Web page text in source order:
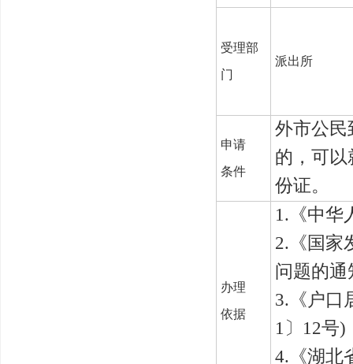
受理部
门
派出所
申请
条件
外市公民
的，可
份证。
办理
依据
1. 《中
2. 《国
问题的通
3. 《户
1 〕 12号)
4. 《湖